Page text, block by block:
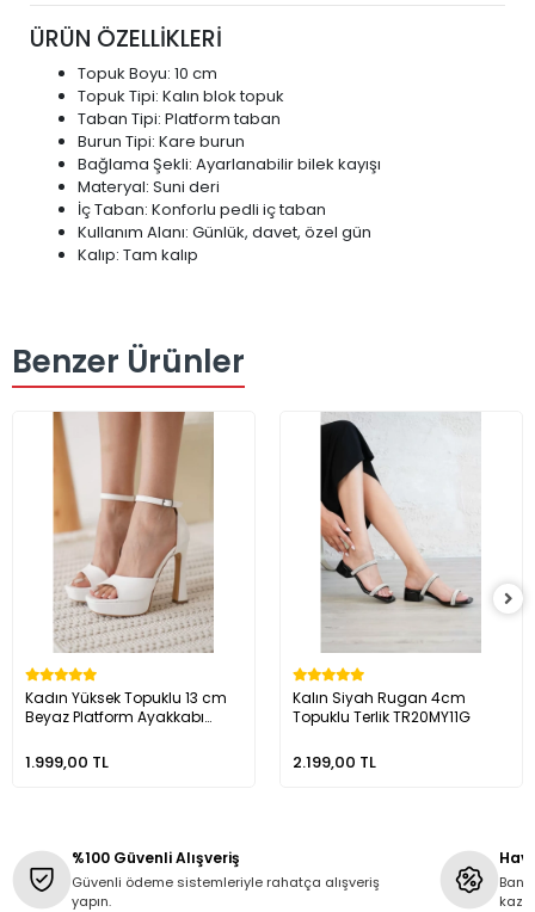
ÜRÜN ÖZELLİKLERİ
Topuk Boyu: 10 cm
Topuk Tipi: Kalın blok topuk
Taban Tipi: Platform taban
Burun Tipi: Kare burun
Bağlama Şekli: Ayarlanabilir bilek kayışı
Materyal: Suni deri
İç Taban: Konforlu pedli iç taban
Kullanım Alanı: Günlük, davet, özel gün
Kalıp: Tam kalıp
Benzer Ürünler
Kadın Yüksek Topuklu 13 cm
Beyaz Platform Ayakkabı
1.999,00 TL
Kalın Siyah Rugan 4cm
Topuklu Terlik TR20MY11G
2.199,00 TL
%100 Güvenli Alışveriş
Güvenli ödeme sistemleriyle rahatça alışveriş
yapın.